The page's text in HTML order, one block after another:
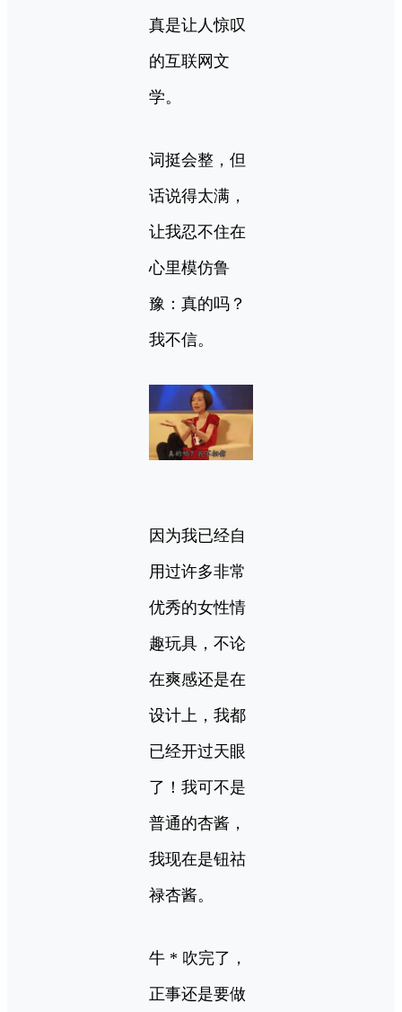
真是让人惊叹
的互联网文
学。
词挺会整，但
话说得太满，
让我忍不住在
心里模仿鲁
豫：真的吗？
我不信。
因为我已经自
用过许多非常
优秀的女性情
趣玩具，不论
在爽感还是在
设计上，我都
已经开过天眼
了！我可不是
普通的杏酱，
我现在是钮祜
禄杏酱。
牛 * 吹完了，
正事还是要做